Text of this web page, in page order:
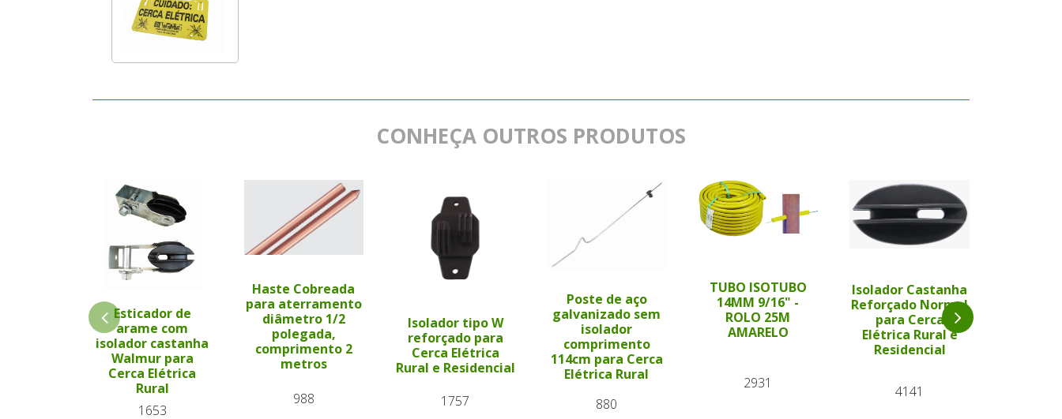
CONHEÇA OUTROS PRODUTOS
Esticador de
arame com
isolador castanha
Walmur para
Cerca Elétrica
Rural
1653
Haste Cobreada
para aterramento
diâmetro 1/2
polegada,
comprimento 2
metros
988
Isolador tipo W
reforçado para
Cerca Elétrica
Rural e Residencial
1757
Poste de aço
galvanizado sem
isolador
comprimento
114cm para Cerca
Elétrica Rural
880
TUBO ISOTUBO
14MM 9/16" -
ROLO 25M
AMARELO
2931
Isolador Castanha
Reforçado Normal
para Cerca
Elétrica Rural e
Residencial
4141